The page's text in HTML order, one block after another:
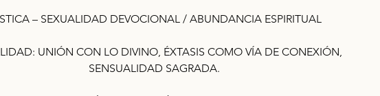
– SEXUALIDAD DEVOCIONAL / ABUNDANCIA ESPIRITUAL
UNIÓN CON LO DIVINO, ÉXTASIS COMO VÍA DE CONEXIÓN,
SENSUALIDAD SAGRADA.